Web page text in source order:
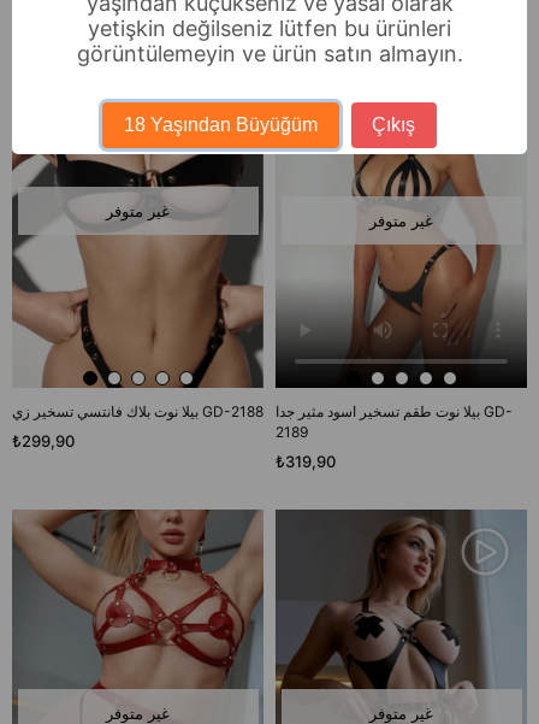
غير متوفر
بيلا نوت بلاك فانتسي تسخير زي GD-2188
₺299,90
غير متوفر
بيلا نوت طقم تسخير اسود مثير جدا GD-
2189
₺319,90
غير متوفر غير متوفر
yetişkin değilseniz lütfen bu ürünleri
görüntülemeyin ve ürün satın almayın.
18 Yaşından Büyüğüm Çıkış